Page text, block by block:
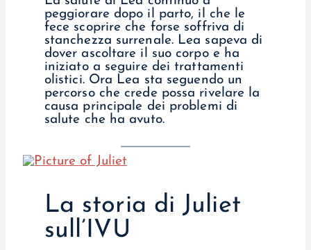
peggiorare dopo il parto, il che le
fece scoprire che forse soffriva di
stanchezza surrenale. Lea sapeva di
dover ascoltare il suo corpo e ha
iniziato a seguire dei trattamenti
olistici. Ora Lea sta seguendo un
percorso che crede possa rivelare la
causa principale dei problemi di
salute che ha avuto.
La storia di Juliet
sull’IVU